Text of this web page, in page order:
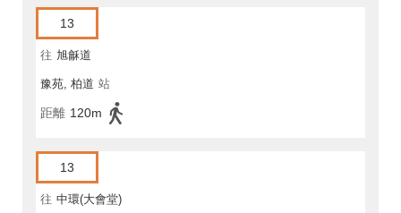
13
往 旭龢道
豫苑, 柏道 站
距離 120m
13
往 中環(大會堂)